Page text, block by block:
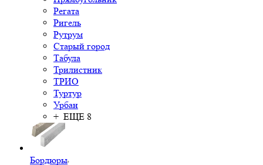
Регата
Ригель
Рутрум
Старый город
Табула
Трилистник
ТРИО
Туртур
Урбан
+ ЕЩЕ 8
Бордюры